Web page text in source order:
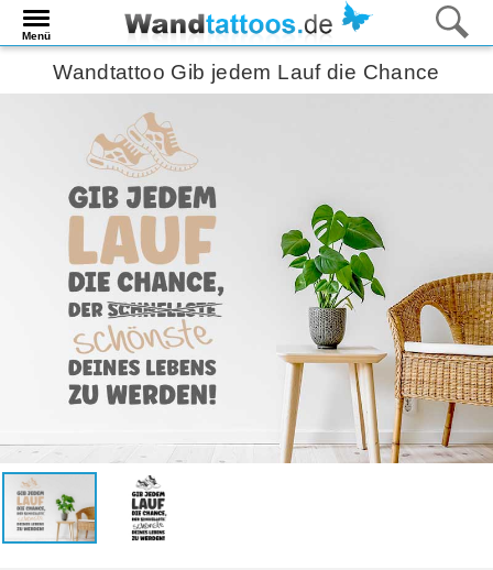
Menü
Wandtattoo Gib jedem Lauf die Chance